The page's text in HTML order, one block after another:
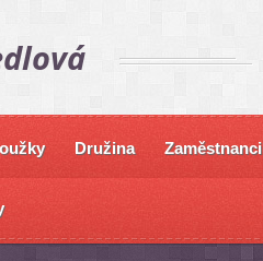
Družina Zaměstnanci